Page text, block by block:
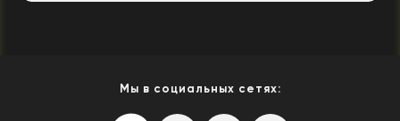
Мы в социальных сетях: